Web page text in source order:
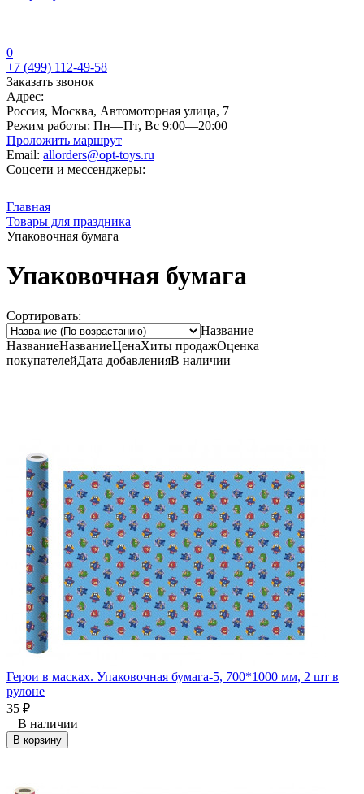
0
+7 (499) 112-49-58
Заказать звонок
Адрес:
Россия, Москва, Автомоторная улица, 7
Режим работы: Пн—Пт, Вс 9:00—20:00
Проложить маршрут
Email: allorders@opt-toys.ru
Соцсети и мессенджеры:
Главная
Товары для праздника
Упаковочная бумага
Упаковочная бумага
Сортировать:
Название
НазваниеНазваниеЦенаХиты продажОценка
покупателейДата добавленияВ наличии
Герои в масках. Упаковочная бумага-5, 700*1000 мм, 2 шт в
рулоне
35 ₽
В наличии
В корзину